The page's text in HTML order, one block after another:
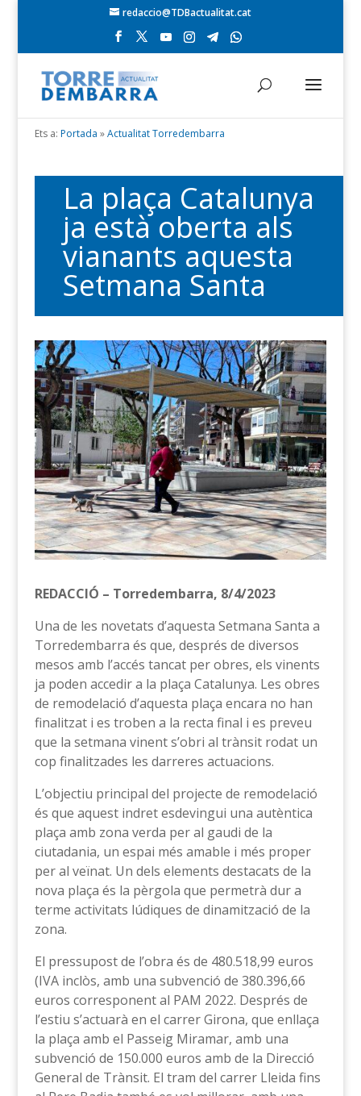
redaccio@TDBactualitat.cat
Ets a: Portada »Actualitat Torredembarra
La plaça Catalunya
ja està oberta als
vianants aquesta
Setmana Santa
REDACCIÓ – Torredembarra, 8/4/2023
Una de les novetats d’aquesta Setmana Santa a
Torredembarra és que, després de diversos
mesos amb l’accés tancat per obres, els vinents
ja poden accedir a la plaça Catalunya. Les obres
de remodelació d’aquesta plaça encara no han
finalitzat i es troben a la recta final i es preveu
que la setmana vinent s’obri al trànsit rodat un
cop finalitzades les darreres actuacions.
L’objectiu principal del projecte de remodelació
és que aquest indret esdevingui una autèntica
plaça amb zona verda per al gaudi de la
ciutadania, un espai més amable i més proper
per al veïnat. Un dels elements destacats de la
nova plaça és la pèrgola que permetrà dur a
terme activitats lúdiques de dinamització de la
zona.
El pressupost de l’obra és de 480.518,99 euros
(IVA inclòs, amb una subvenció de 380.396,66
euros corresponent al PAM 2022. Després de
l’estiu s’actuarà en el carrer Girona, que enllaça
la plaça amb el Passeig Miramar, amb una
subvenció de 150.000 euros amb de la Direcció
General de Trànsit. El tram del carrer Lleida fins